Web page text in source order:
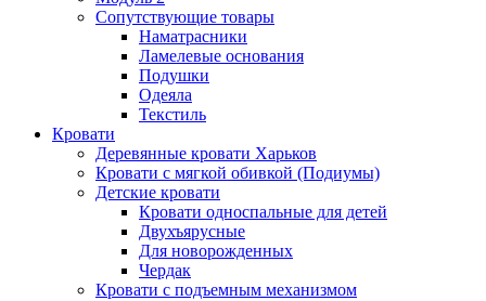
Сопутствующие товары
Наматрасники
Ламелевые основания
Подушки
Одеяла
Текстиль
Кровати
Деревянные кровати Харьков
Кровати с мягкой обивкой (Подиумы)
Детские кровати
Кровати односпальные для детей
Двухъярусные
Для новорожденных
Чердак
Кровати с подъемным механизмом